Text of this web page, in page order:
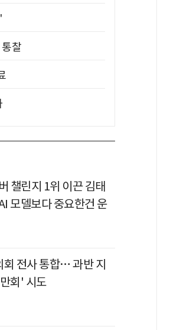
찰
챌린지 1위 이끈 김태
모델보다 중요한건 운
전사 통합… 과반 지
회' 시도